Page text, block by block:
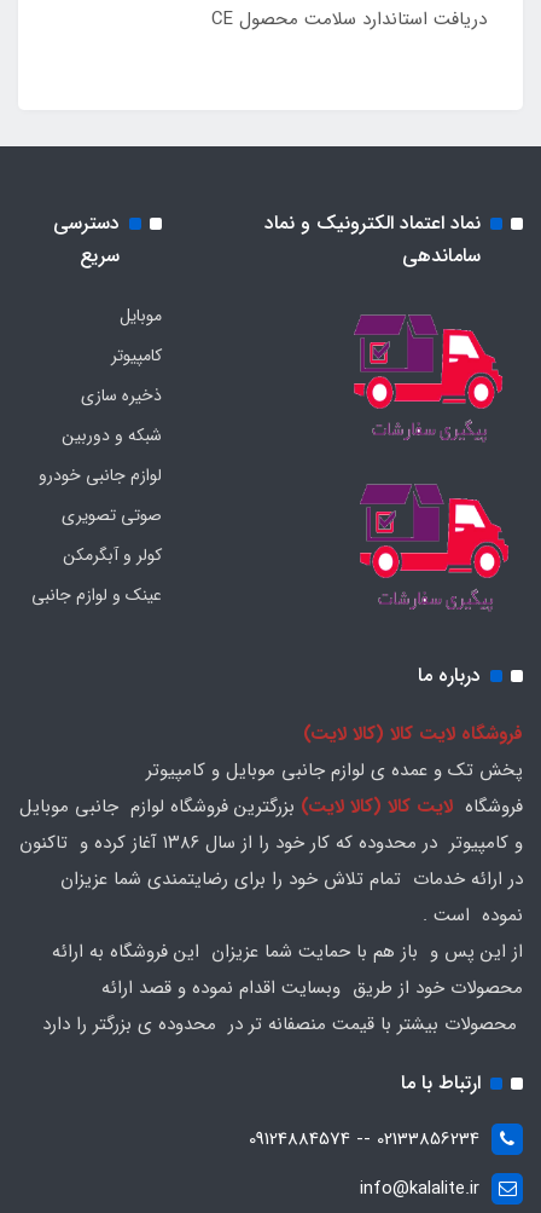
دریافت استاندارد سلامت محصول CE
نماد اعتماد الکترونیک و نماد
ساماندهی
دسترسی
سریع
موبایل
کامپیوتر
ذخیره سازی
شبکه و دوربین
لوازم جانبی خودرو
صوتی تصویری
کولر و آبگرمکن
عینک و لوازم جانبی
درباره ما
فروشگاه لایت کالا (کالا لایت)
پخش تک و عمده ی لوازم جانبی موبایل و کامپیوتر
فروشگاه لایت کالا (کالا لایت) بزرگترین فروشگاه لوازم جانبی موبایل
و کامپیوتر در محدوده که کار خود را از سال ۱۳۸۶ آغاز کرده و تاکنون
در ارائه خدمات تمام تلاش خود را برای رضایتمندی شما عزیزان
نموده است .
از این پس و باز هم با حمایت شما عزیزان این فروشگاه به ارائه
محصولات خود از طریق وبسایت اقدام نموده و قصد ارائه
محصولات بیشتر با قیمت منصفانه تر در محدوده ی بزرگتر را دارد
ارتباط با ما
02133856234 -- 09124884574
info@kalalite.ir